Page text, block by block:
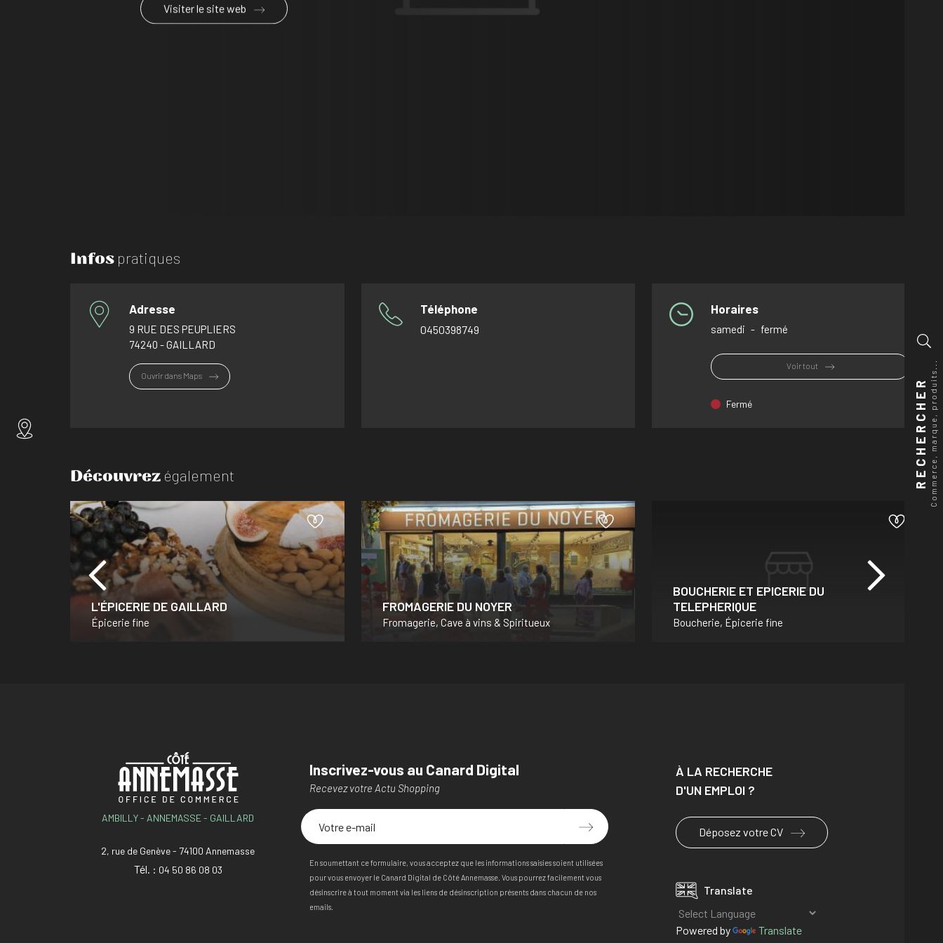
RECHERCHERCommerce, marque, produits...
Visiter le site web
Infos pratiques
Adresse
9 RUE DES PEUPLIERS
74240 - GAILLARD
Ouvrir dans Maps
Téléphone
0450398749
Horaires
samedi - fermé
Voir tout
Fermé
Découvrez également
L'ÉPICERIE DE GAILLARD
Épicerie fine
FROMAGERIE DU NOYER
Fromagerie, Cave à vins & Spiritueux
BOUCHERIE ET EPICERIE DU
TELEPHERIQUE
Boucherie, Épicerie fine
AMBILLY - ANNEMASSE - GAILLARD
2, rue de Genève - 74100 Annemasse
Tél. : 04 50 86 08 03
Inscrivez-vous au Canard Digital
Recevez votre Actu Shopping
En soumettant ce formulaire, vous acceptez que les informations saisies soient utilisées
pour vous envoyer le Canard Digital de Côté Annemasse. Vous pourrez facilement vous
désinscrire à tout moment via les liens de désinscription présents dans chacun de nos
emails.
À LA RECHERCHE
D'UN EMPLOI ?
Déposez votre CV
Translate
Powered by Translate